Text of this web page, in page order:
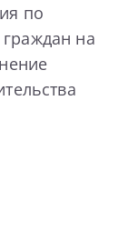
по
на